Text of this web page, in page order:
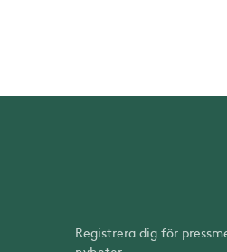
Registrera dig för